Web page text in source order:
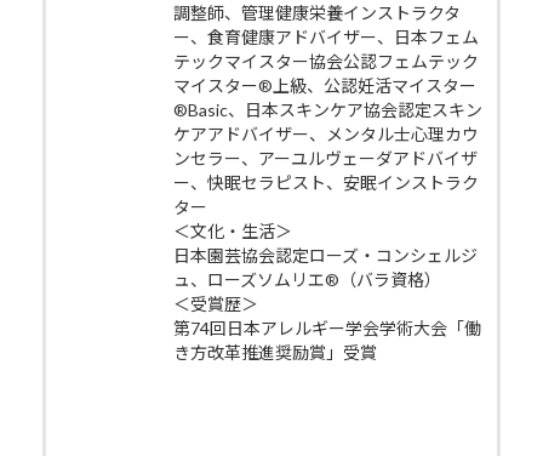
調整師、管理健康栄養インストラクタ
ー、食育健康アドバイザー、日本フェム
テックマイスター協会公認フェムテック
マイスター®上級、公認妊活マイスター
®Basic、日本スキンケア協会認定スキン
ケアアドバイザー、メンタル士心理カウ
ンセラー、アーユルヴェーダアドバイザ
ー、快眠セラピスト、安眠インストラク
ター
＜文化・生活＞
日本園芸協会認定ローズ・コンシェルジ
ュ、ローズソムリエ®（バラ資格）
＜受賞歴＞
第74回日本アレルギー学会学術大会「働
き方改革推進奨励賞」受賞